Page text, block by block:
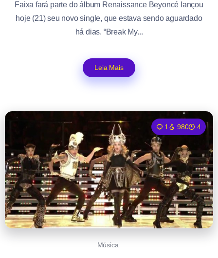
Faixa fará parte do álbum Renaissance Beyoncé lançou
hoje (21) seu novo single, que estava sendo aguardado
há dias. “Break My...
Leia Mais
1 980 4
Música